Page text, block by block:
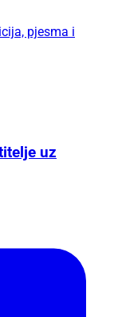
pjesma i
uz